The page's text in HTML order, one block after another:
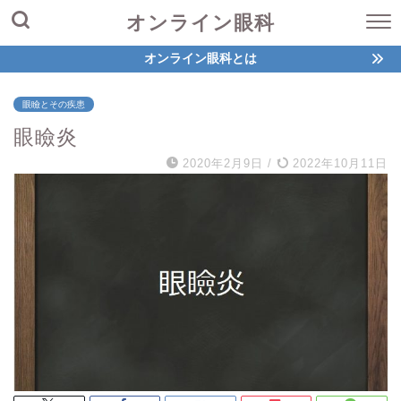
オンライン眼科
オンライン眼科とは
眼瞼とその疾患
眼瞼炎
2020年2月9日 / 2022年10月11日